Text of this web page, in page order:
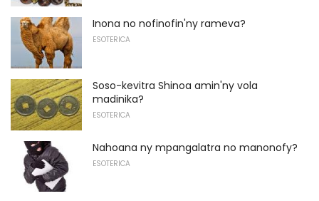
Inona no nofinofin'ny rameva?
ESOTERICA
Soso-kevitra Shinoa amin'ny vola
madinika?
ESOTERICA
Nahoana ny mpangalatra no manonofy?
ESOTERICA